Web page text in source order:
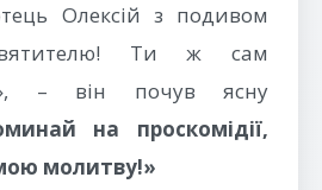
Олексій з подивом
Ти ж сам
– він почув ясну
на проскомідії,
молитву!»